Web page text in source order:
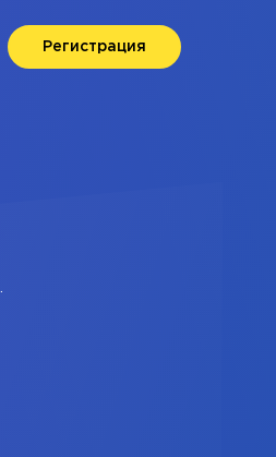
Регистрация